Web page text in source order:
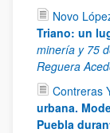
Novo
Triano: un
minería y 75
Reguera
Contreras
urbana.
Puebla